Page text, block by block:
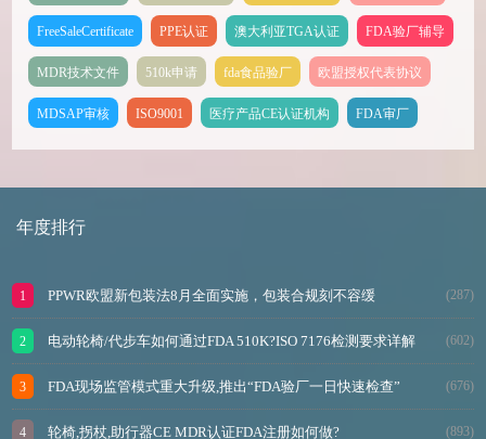
FreeSaleCertificate PPE认证 澳大利亚TGA认证 FDA验厂辅导
MDR技术文件 510k申请 fda食品验厂 欧盟授权代表协议
MDSAP审核 ISO9001 医疗产品CE认证机构 FDA审厂
年度排行
PPWR欧盟新包装法8月全面实施，包装合规刻不容缓 (287)
电动轮椅/代步车如何通过FDA 510K?ISO 7176检测要求详解 (602)
FDA现场监管模式重大升级,推出“FDA验厂一日快速检查” (676)
轮椅,拐杖,助行器CE MDR认证FDA注册如何做? (893)